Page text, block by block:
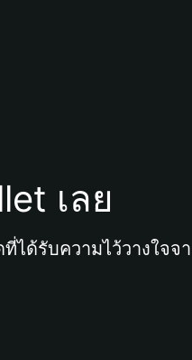
เลย
ด้รับความไว้วางใจจ